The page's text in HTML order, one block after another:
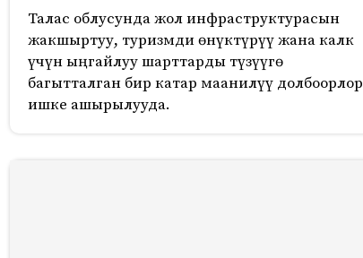
Талас облусунда жол инфраструктурасын
жакшыртуу, туризмди өнүктүрүү жана калк
үчүн ыңгайлуу шарттарды түзүүгө
багытталган бир катар маанилүү долбоорлор
ишке ашырылууда.